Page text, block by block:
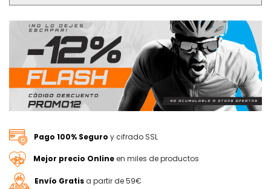
Pago 100% Seguro y cifrado SSL
Mejor precio Onlineen miles de productos
Envío Gratisa partir de 59€